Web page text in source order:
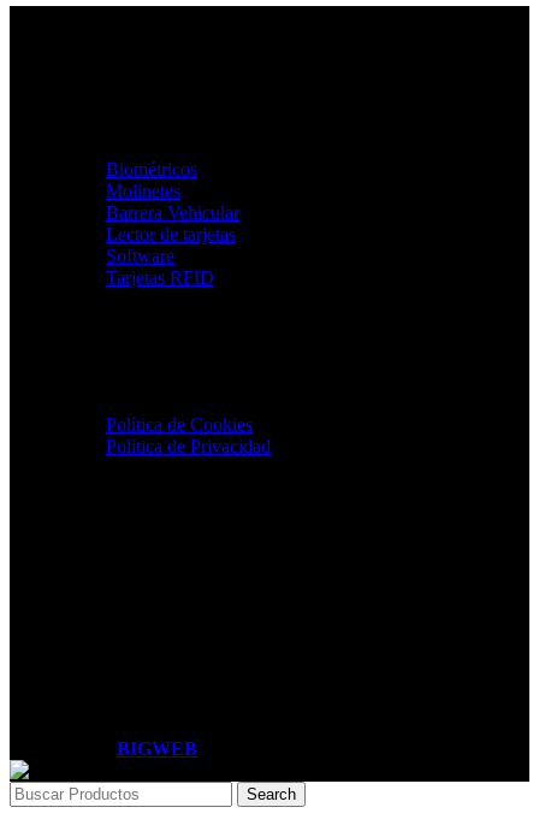
Biométricos
Molinetes
Barrera Vehicular
Lector de tarjetas
Software
Tarjetas RFID
Política de Cookies
Política de Privacidad
BIGWEB
Search